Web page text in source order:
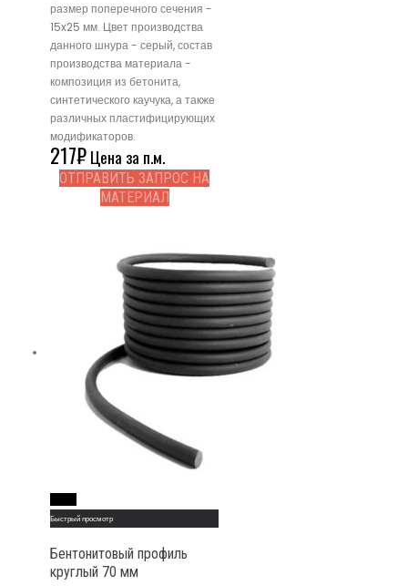
размер поперечного сечения -
15x25 мм. Цвет производства
данного шнура - серый, состав
производства материала -
композиция из бетонита,
синтетического каучука, а также
различных пластифицирующих
модификаторов.
217₽Цена за п.м.
ОТПРАВИТЬ ЗАПРОС НА
МАТЕРИАЛ
Быстрый просмотр
Бентонитовый профиль
круглый 70 мм